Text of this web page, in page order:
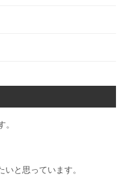
と思っています。